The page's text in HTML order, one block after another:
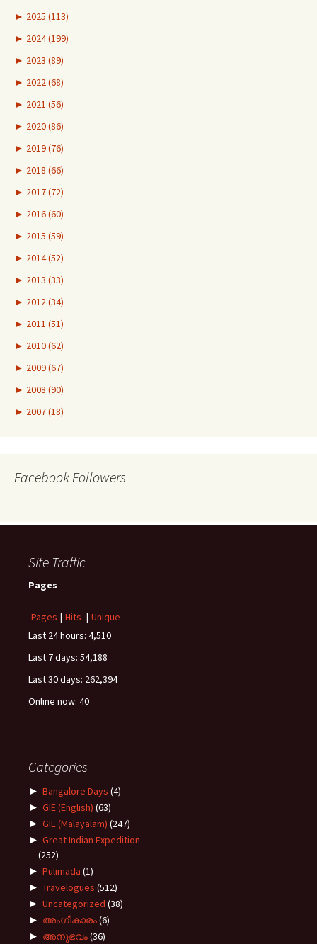
► 2025 (113)
► 2024 (199)
► 2023 (89)
► 2022 (68)
► 2021 (56)
► 2020 (86)
► 2019 (76)
► 2018 (66)
► 2017 (72)
► 2016 (60)
► 2015 (59)
► 2014 (52)
► 2013 (33)
► 2012 (34)
► 2011 (51)
► 2010 (62)
► 2009 (67)
► 2008 (90)
► 2007 (18)
Facebook Followers
Site Traffic
Pages
Pages | Hits | Unique
Last 24 hours: 4,510
Last 7 days: 54,188
Last 30 days: 262,394
Online now: 40
Categories
► Bangalore Days (4)
► GIE (English) (63)
► GIE (Malayalam) (247)
► Great Indian Expedition
(252)
► Pulimada (1)
► Travelogues (512)
► Uncategorized (38)
► അംഗീകാരം(6)
► അനുഭവം(36)